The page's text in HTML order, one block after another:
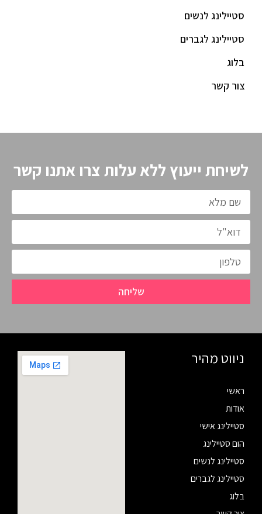
סטיילינג לנשים
סטיילינג לגברים
בלוג
צור קשר
לשיחת ייעוץ ללא עלות צרו אתנו קשר
שליחה
ניווט מהיר
ראשי
אודות
סטיילינג אישי
הום סטיילינג
סטיילינג לנשים
סטיילינג לגברים
בלוג